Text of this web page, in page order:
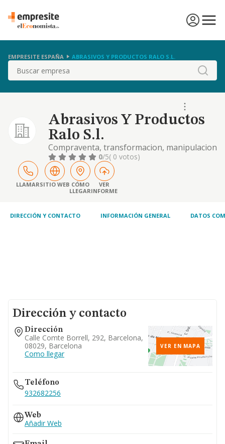
EMPRESITE ESPAÑA ABRASIVOS Y PRODUCTOS RALO S.L.
Buscar
Abrasivos Y Productos
Ralo S.l.
Compraventa, transformacion, manipulacion
comercializacion, importacion y
representacion de productos abrasivos,
quimicos y maquinaria, tanto nacional como
extranjera para el tratamiento de superficies
y productos quimic
0/5( 0 votos)
LLAMARSITIO WEB CÓMO
LLEGAR
VER
INFORME
DIRECCIÓN Y CONTACTO INFORMACIÓN GENERAL DATOS
Dirección y contacto
Dirección
Calle Comte Borrell, 292, Barcelona,
08029, Barcelona
Como llegar
VER EN MAPA
Teléfono
932682256
Web
Añadir Web